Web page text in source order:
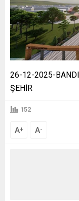
26-12-2025-
ŞEHİR
152
A+ A-